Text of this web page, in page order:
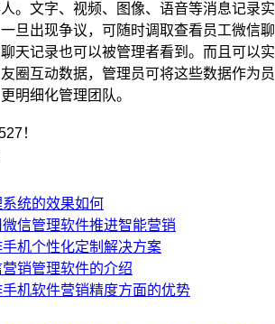
。文字、视频、图像、语音等消息记录实
旦出现争议，可随时调取查看员工微信聊
天记录也可以被管理者看到。而且可以实
圈互动数据，管理员可将这些数据作为员
明细化管理团队。
！
统的效果如何
信管理软件推进智能营销
机个性化定制解决方案
销管理软件的介绍
机软件营销精度方面的优势